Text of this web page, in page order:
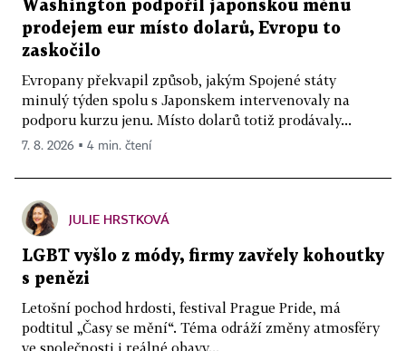
Washington podpořil japonskou měnu
prodejem eur místo dolarů, Evropu to
zaskočilo
Evropany překvapil způsob, jakým Spojené státy
minulý týden spolu s Japonskem intervenovaly na
podporu kurzu jenu. Místo dolarů totiž prodávaly...
7. 8. 2026 ▪ 4 min. čtení
JULIE HRSTKOVÁ
LGBT vyšlo z módy, firmy zavřely kohoutky
s penězi
Letošní pochod hrdosti, festival Prague Pride, má
podtitul „Časy se mění“. Téma odráží změny atmosféry
ve společnosti i reálné obavy...